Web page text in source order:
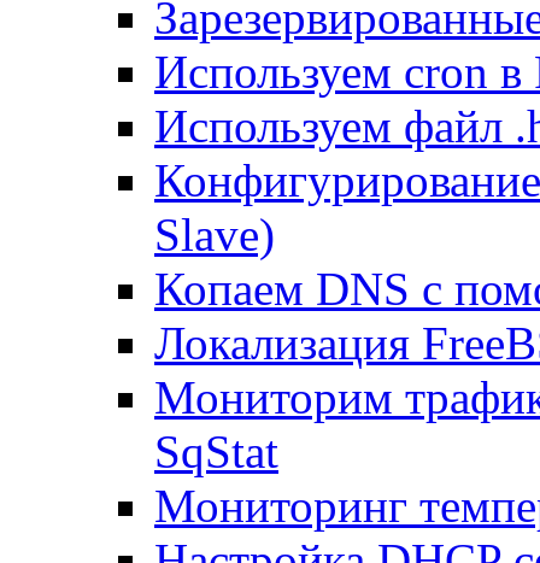
Используем cron в
Используем файл
Slave)
Копаем DNS с
Локализация
Мониторим
SqStat
Мониторинг